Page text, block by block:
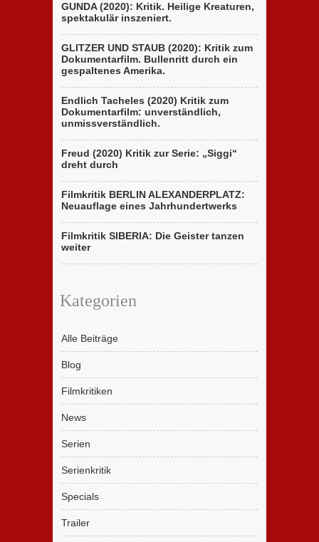
GUNDA (2020): Kritik. Heilige Kreaturen,
spektakulär inszeniert.
GLITZER UND STAUB (2020): Kritik zum
Dokumentarfilm. Bullenritt durch ein
gespaltenes Amerika.
Endlich Tacheles (2020) Kritik zum
Dokumentarfilm: unverständlich,
unmissverständlich.
Freud (2020) Kritik zur Serie: „Siggi“
dreht durch
Filmkritik BERLIN ALEXANDERPLATZ:
Neuauflage eines Jahrhundertwerks
Filmkritik SIBERIA: Die Geister tanzen
weiter
Kategorien
Alle Beiträge
Blog
Filmkritiken
News
Serien
Serienkritik
Specials
Trailer